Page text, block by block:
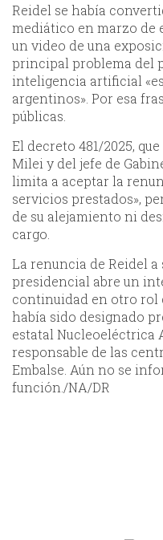
Reidel se había
mediático en marzo de
un video de una
principal problema del
inteligencia artificial
argentinos». Por esa
públicas.
El decreto 481/2025,
Milei y del jefe de
limita a aceptar la
servicios prestados»,
de su alejamiento ni
cargo.
La renuncia de Reidel a
presidencial abre un
continuidad en otro rol
había sido designado
estatal Nucleoeléctrica
responsable de las
Embalse. Aún no se
función./NA/DR